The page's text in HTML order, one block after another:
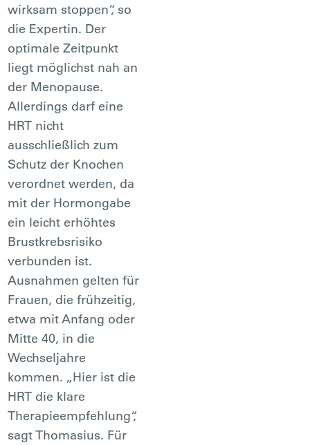
wirksam stoppen“, so
die Expertin. Der
optimale Zeitpunkt
liegt möglichst nah an
der Menopause.
Allerdings darf eine
HRT nicht
ausschließlich zum
Schutz der Knochen
verordnet werden, da
mit der Hormongabe
ein leicht erhöhtes
Brustkrebsrisiko
verbunden ist.
Ausnahmen gelten für
Frauen, die frühzeitig,
etwa mit Anfang oder
Mitte 40, in die
Wechseljahre
kommen. „Hier ist die
HRT die klare
Therapieempfehlung“,
sagt Thomasius. Für